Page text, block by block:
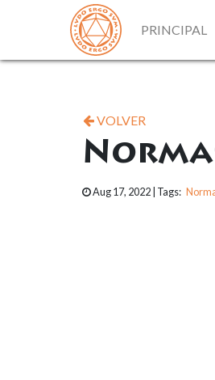
PRINCIPAL
VOLVER
Aug 17, 2022 | Tags: